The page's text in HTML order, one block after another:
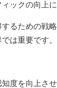
ックの向上に
るための戦
は重要です。
度を向上さ